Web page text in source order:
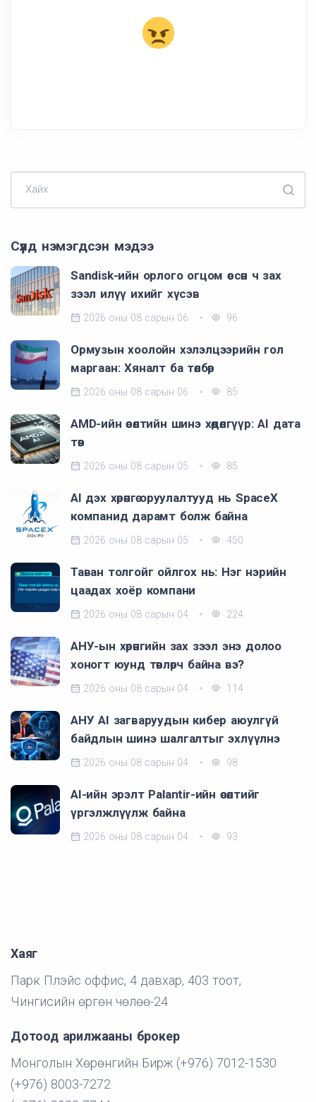
Хайх
Сүүлд нэмэгдсэн мэдээ
Sandisk-ийн орлого огцом өссөн ч зах
зээл илүү ихийг хүсэв
2026 оны 08 сарын 06 96
Ормузын хоолойн хэлэлцээрийн гол
маргаан: Хяналт ба төлбөр
2026 оны 08 сарын 06 85
AMD-ийн өсөлтийн шинэ хөдөлгүүр: AI дата
төв
2026 оны 08 сарын 05 85
AI дэх хөрөнгө оруулалтууд нь SpaceX
компанид дарамт болж байна
2026 оны 08 сарын 05 450
Таван толгойг ойлгох нь: Нэг нэрийн
цаадах хоёр компани
2026 оны 08 сарын 04 224
АНУ-ын хөрөнгийн зах зээл энэ долоо
хоногт юунд төвлөрч байна вэ?
2026 оны 08 сарын 04 114
АНУ AI загваруудын кибер аюулгүй
байдлын шинэ шалгалтыг эхлүүлнэ
2026 оны 08 сарын 04 98
AI-ийн эрэлт Palantir-ийн өсөлтийг
үргэлжлүүлж байна
2026 оны 08 сарын 04 93
Хаяг
Парк Плэйс оффис, 4 давхар, 403 тоот,
Чингисийн өргөн чөлөө-24
Дотоод арилжааны брокер
Монголын Хөрөнгийн Бирж (+976) 7012-1530
(+976) 8003-7272